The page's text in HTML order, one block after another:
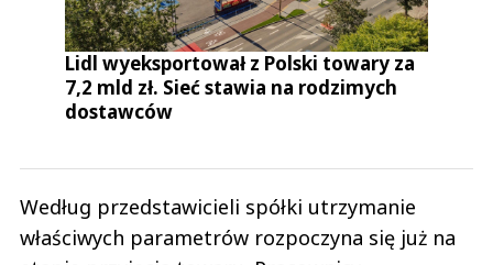
Lidl wyeksportował z Polski towary za
7,2 mld zł. Sieć stawia na rodzimych
dostawców
Według przedstawicieli spółki utrzymanie
właściwych parametrów rozpoczyna się już na